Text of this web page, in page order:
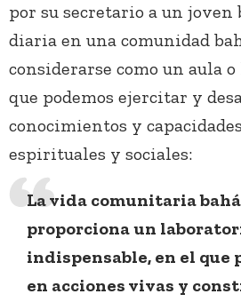
por su secretario a un joven
diaria en una comunidad
considerarse como un aula
que podemos ejercitar y
conocimientos y
espirituales y sociales:
La vida comunitaria
proporciona un
indispensable, en el
en acciones vivas y